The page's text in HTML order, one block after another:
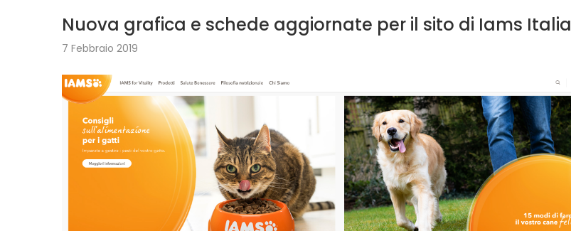
Nuova grafica e schede aggiornate per il sito di Iams Italia
7 Febbraio 2019